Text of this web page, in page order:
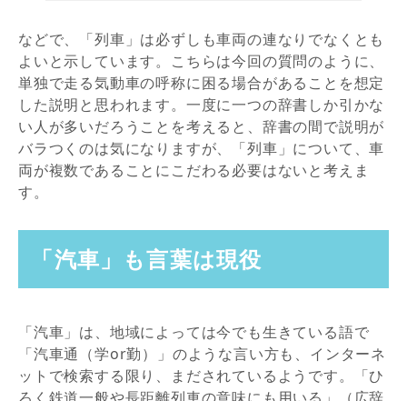
などで、「列車」は必ずしも車両の連なりでなくとも
よいと示しています。こちらは今回の質問のように、
単独で走る気動車の呼称に困る場合があることを想定
した説明と思われます。一度に一つの辞書しか引かな
い人が多いだろうことを考えると、辞書の間で説明が
バラつくのは気になりますが、「列車」について、車
両が複数であることにこだわる必要はないと考えま
す。
「汽車」も言葉は現役
「汽車」は、地域によっては今でも生きている語で
「汽車通（学or勤）」のような言い方も、インターネ
ットで検索する限り、まだされているようです。「ひ